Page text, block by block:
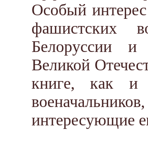
Особый
фашистских
Белоруссии
Великой
книге, как и
интересующие